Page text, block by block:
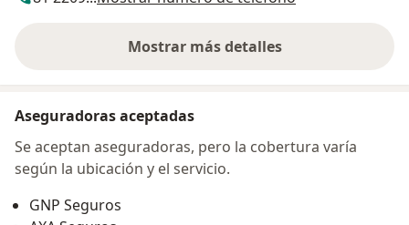
Mostrar más detalles
sobre la dirección
Aseguradoras aceptadas
Se aceptan aseguradoras, pero la cobertura varía
según la ubicación y el servicio.
GNP Seguros